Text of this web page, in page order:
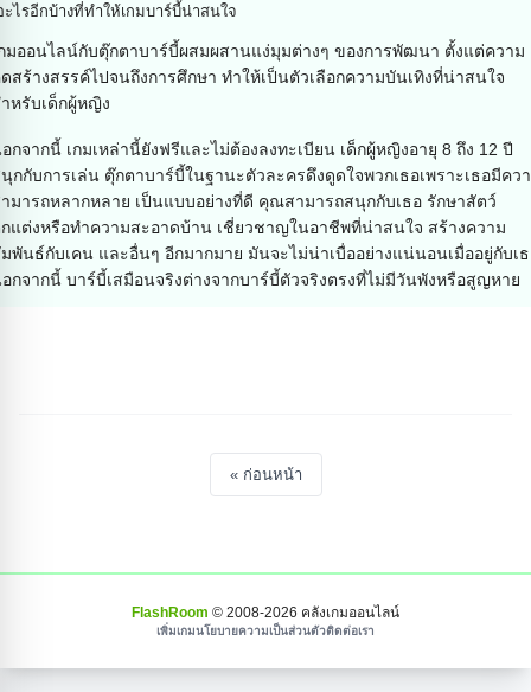
ไรอีกบ้างที่ทำให้เกมบาร์บี้น่าสนใจ
มออนไลน์กับตุ๊กตาบาร์บี้ผสมผสานแง่มุมต่างๆ ของการพัฒนา ตั้งแต่ความ
สร้างสรรค์ไปจนถึงการศึกษา ทำให้เป็นตัวเลือกความบันเทิงที่น่าสนใจ
หรับเด็กผู้หญิง
กจากนี้ เกมเหล่านี้ยังฟรีและไม่ต้องลงทะเบียน เด็กผู้หญิงอายุ 8 ถึง 12 ปี
กกับการเล่น ตุ๊กตาบาร์บี้ในฐานะตัวละครดึงดูดใจพวกเธอเพราะเธอมีคว
มารถหลากหลาย เป็นแบบอย่างที่ดี คุณสามารถสนุกกับเธอ รักษาสัตว์
แต่งหรือทำความสะอาดบ้าน เชี่ยวชาญในอาชีพที่น่าสนใจ สร้างความ
พันธ์กับเคน และอื่นๆ อีกมากมาย มันจะไม่น่าเบื่ออย่างแน่นอนเมื่ออยู่กับเ
กจากนี้ บาร์บี้เสมือนจริงต่างจากบาร์บี้ตัวจริงตรงที่ไม่มีวันพังหรือสูญหาย
« ก่อนหน้า
FlashRoom © 2008-2026 คลังเกมออนไลน์
เพิ่มเกมนโยบายความเป็นส่วนตัวติดต่อเรา